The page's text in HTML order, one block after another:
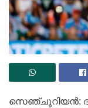
സെഞ്ചൂറിയന്‍: